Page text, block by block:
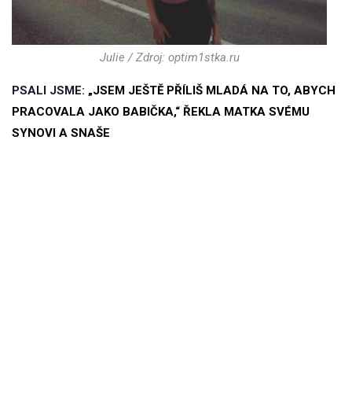
Julie / Zdroj: optim1stka.ru
PSALI JSME: „JSEM JEŠTĚ PŘÍLIŠ MLADÁ NA TO, ABYCH
PRACOVALA JAKO BABIČKA,“ ŘEKLA MATKA SVÉMU
SYNOVI A SNAŠE